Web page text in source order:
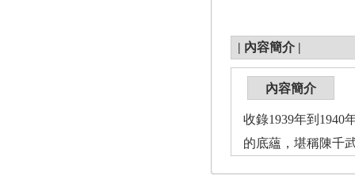
| 內容簡介 |
內容簡介
收錄1939年到1940
的底蘊，堪稱陳千